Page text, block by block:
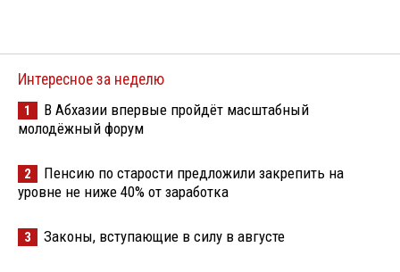
Интересное за неделю
1
В Абхазии впервые пройдёт масштабный
молодёжный форум
2
Пенсию по старости предложили закрепить на
уровне не ниже 40% от заработка
3 Законы, вступающие в силу в августе